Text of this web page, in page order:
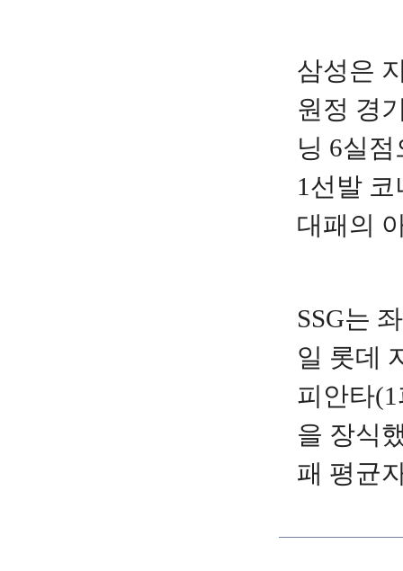
삼성은
원정 경
닝 6실
1선발
대패의
SSG는
일 롯데
피안타(1
을 장식
패 평균